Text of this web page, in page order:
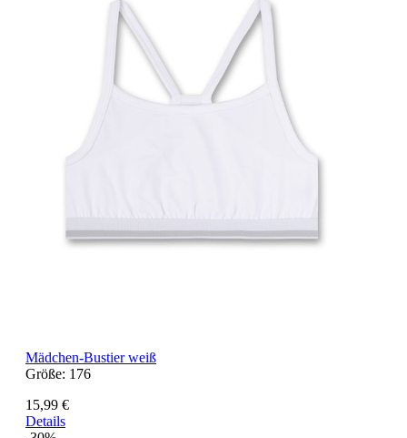
Mädchen-Bustier weiß
Größe: 176
15,99 €
Details